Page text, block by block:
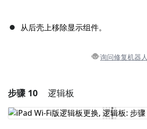
从后壳上移除显示组件。
询问修复机器人
添加评论
步骤 10 逻辑板